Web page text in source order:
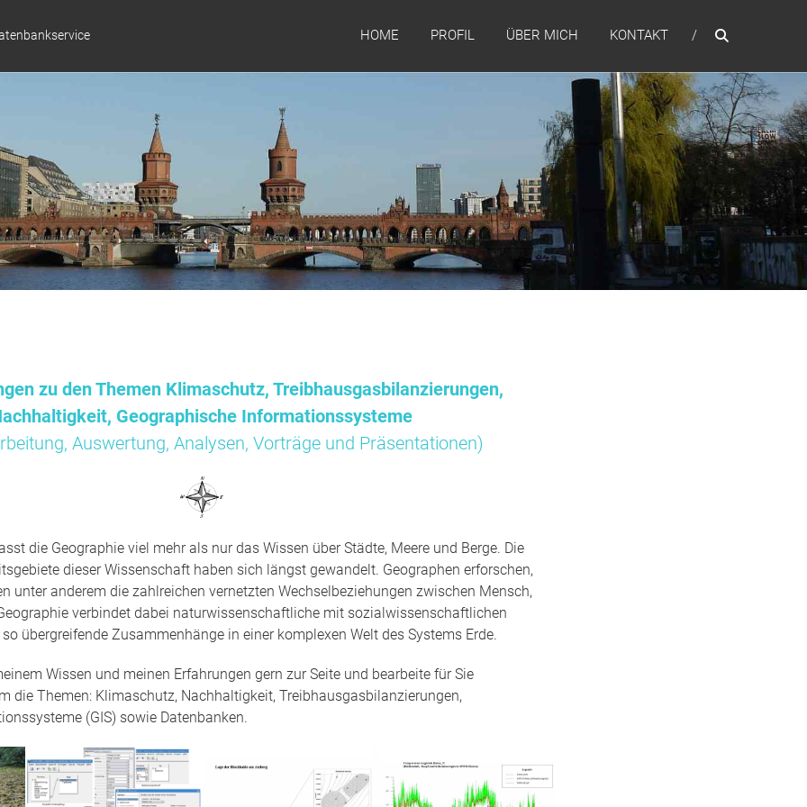
HOME PROFIL ÜBER MICH KONTAKT
zu den Themen Klimaschutz, Treibhausgasbilanzierungen,
Geographische Informationssysteme
Auswertung, Analysen, Vorträge und Präsentationen)
die Geographie viel mehr als nur das Wissen über Städte, Meere und Berge. Die
dieser Wissenschaft haben sich längst gewandelt. Geographen erforschen,
unter anderem die zahlreichen vernetzten Wechselbeziehungen zwischen Mensch,
verbindet dabei naturwissenschaftliche mit sozialwissenschaftlichen
übergreifende Zusammenhänge in einer komplexen Welt des Systems Erde.
Wissen und meinen Erfahrungen gern zur Seite und bearbeite für Sie
die Themen: Klimaschutz, Nachhaltigkeit, Treibhausgasbilanzierungen,
(GIS) sowie Datenbanken.